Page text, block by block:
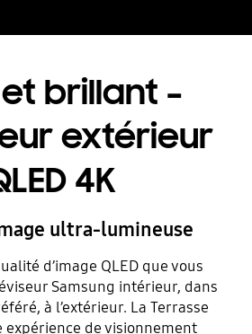
brillant –
extérieur
4K
ultra-lumineuse
d’image QLED que vous
Samsung intérieur, dans
à l’extérieur. La Terrasse
expérience de visionnement